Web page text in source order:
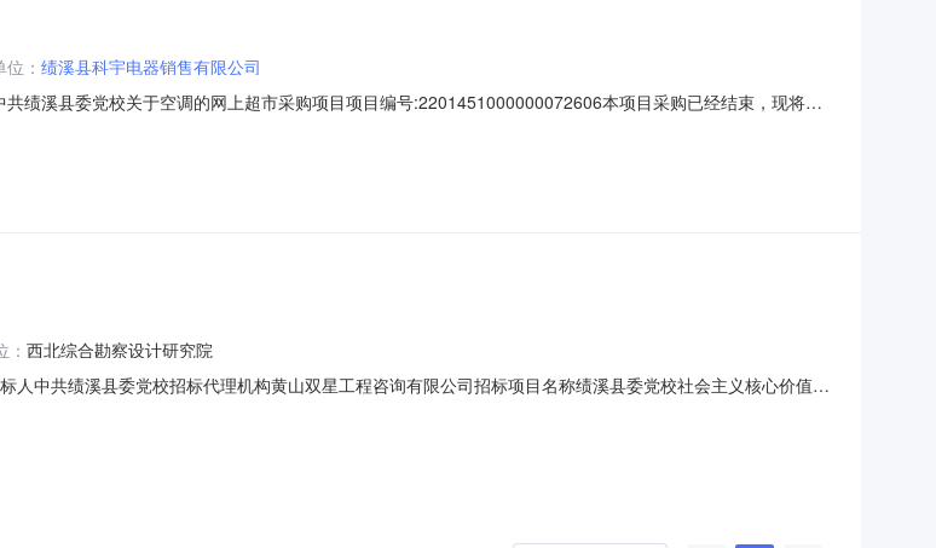
： 绩溪县科宇电器销售有限公司
绩溪县委党校关于空调的网上超市采购项目项目编号:2201451000000072606本项目采购已经结束，现将采
址:/采购单位联系人和联系方式:三、成交信息交易方式:直接采购成交日期:2023年3月
西北综合勘察设计研究院
人中共绩溪县委党校招标代理机构黄山双星工程咨询有限公司招标项目名称绩溪县委党校社会主义核心价值观
绩溪县东怡小区1号店面房项目名称绩溪县委党校社会主义核心价值观教学基地新建工程勘察设计项目编号